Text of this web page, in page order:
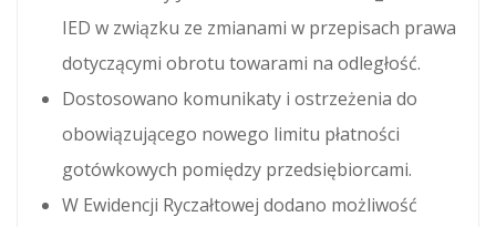
IED w związku ze zmianami w przepisach prawa
dotyczącymi obrotu towarami na odległość.
Dostosowano komunikaty i ostrzeżenia do
obowiązującego nowego limitu płatności
gotówkowych pomiędzy przedsiębiorcami.
W Ewidencji Ryczałtowej dodano możliwość